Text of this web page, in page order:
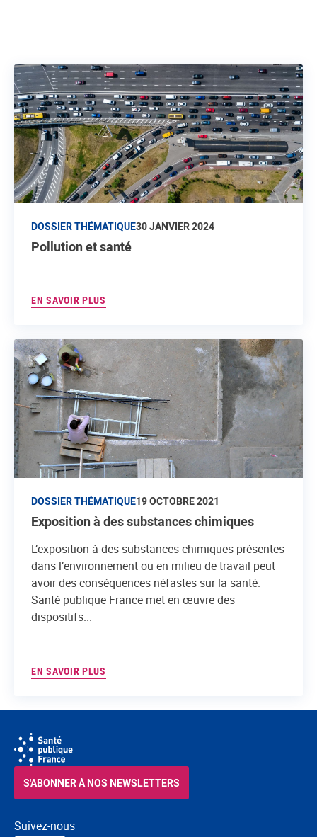
DOSSIER THÉMATIQUE30 JANVIER 2024
Pollution et santé
EN SAVOIR PLUS
DOSSIER THÉMATIQUE19 OCTOBRE 2021
Exposition à des substances chimiques
L’exposition à des substances chimiques présentes
dans l’environnement ou en milieu de travail peut
avoir des conséquences néfastes sur la santé.
Santé publique France met en œuvre des
dispositifs...
EN SAVOIR PLUS
Suivez-nous
S'ABONNER À NOS NEWSLETTERS